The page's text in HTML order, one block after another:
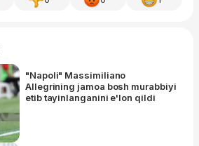
"Napoli" Massimiliano
Allegrining jamoa bosh murabbiyi
etib tayinlanganini e'lon qildi